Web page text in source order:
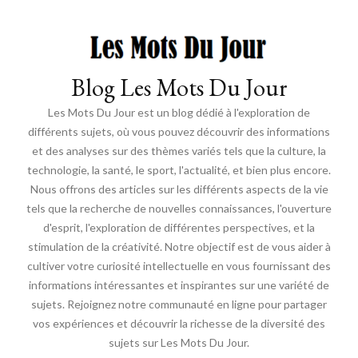
Blog Les Mots Du Jour
Les Mots Du Jour est un blog dédié à l'exploration de
différents sujets, où vous pouvez découvrir des informations
et des analyses sur des thèmes variés tels que la culture, la
technologie, la santé, le sport, l'actualité, et bien plus encore.
Nous offrons des articles sur les différents aspects de la vie
tels que la recherche de nouvelles connaissances, l'ouverture
d'esprit, l'exploration de différentes perspectives, et la
stimulation de la créativité. Notre objectif est de vous aider à
cultiver votre curiosité intellectuelle en vous fournissant des
informations intéressantes et inspirantes sur une variété de
sujets. Rejoignez notre communauté en ligne pour partager
vos expériences et découvrir la richesse de la diversité des
sujets sur Les Mots Du Jour.